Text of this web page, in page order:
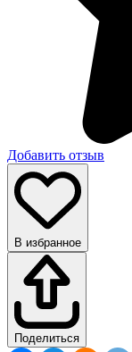
Добавить отзыв
В избранное
Поделиться